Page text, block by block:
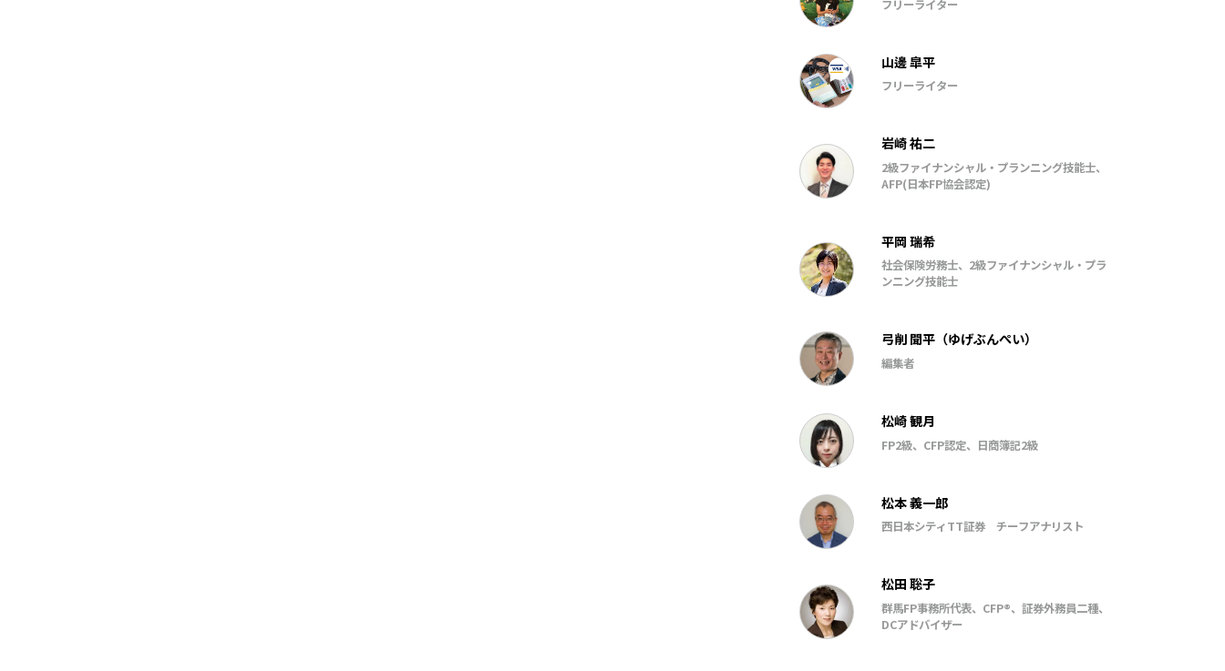
フリーライター
山邊 皐平
フリーライター
岩崎 祐二
2級ファイナンシャル・プランニング技能士、
AFP(日本FP協会認定)
平岡 瑞希
社会保険労務士、2級ファイナンシャル・プラ
ンニング技能士
弓削 聞平（ゆげぶんぺい）
編集者
松崎 観月
FP2級、CFP認定、日商簿記2級
松本 義一郎
西日本シティTT証券 チーフアナリスト
松田 聡子
群馬FP事務所代表、CFP®、証券外務員二種、
DCアドバイザー